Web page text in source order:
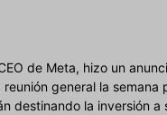
de Meta, hizo un
general la semana
destinando la inversión a